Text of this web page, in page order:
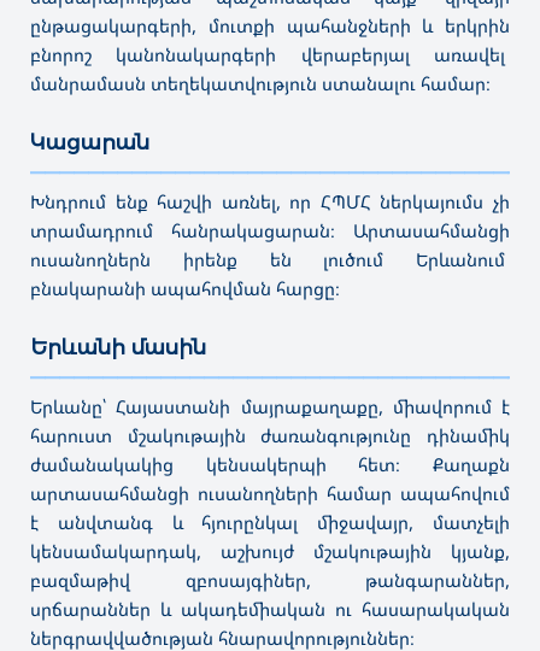
ընթացակարգերի, մուտքի պահանջների և երկրին
բնորոշ կանոնակարգերի վերաբերյալ առավել
մանրամասն տեղեկատվություն ստանալու համար։
Կացարան
Խնդրում ենք հաշվի առնել, որ ՀՊՄՀ ներկայումս չի
տրամադրում հանրակացարան։ Արտասահմանցի
ուսանողներն իրենք են լուծում Երևանում
բնակարանի ապահովման հարցը։
Երևանի մասին
Երևանը՝ Հայաստանի մայրաքաղաքը, միավորում է
հարուստ մշակութային ժառանգությունը դինամիկ
ժամանակակից կենսակերպի հետ։ Քաղաքն
արտասահմանցի ուսանողների համար ապահովում
է անվտանգ և հյուրընկալ միջավայր, մատչելի
կենսամակարդակ, աշխույժ մշակութային կյանք,
բազմաթիվ զբոսայգիներ, թանգարաններ,
սրճարաններ և ակադեմիական ու հասարակական
ներգրավվածության հնարավորություններ։